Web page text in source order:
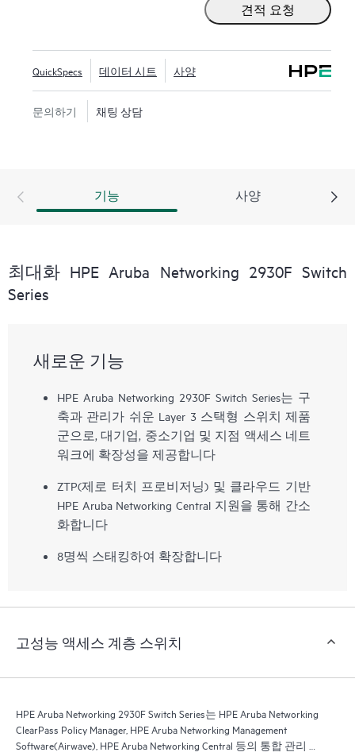
견적 요청
QuickSpecs 데이터 시트 사양
문의하기 채팅 상담
기능 사양
최대화 HPE Aruba Networking 2930F Switch
Series
새로운 기능
HPE Aruba Networking 2930F Switch Series는 구
축과 관리가 쉬운 Layer 3 스택형 스위치 제품
군으로, 대기업, 중소기업 및 지점 액세스 네트
워크에 확장성을 제공합니다
ZTP(제로 터치 프로비저닝) 및 클라우드 기반
HPE Aruba Networking Central 지원을 통해 간소
화합니다
8명씩 스태킹하여 확장합니다
고성능 액세스 계층 스위치
HPE Aruba Networking 2930F Switch Series는 HPE Aruba Networking
ClearPass Policy Manager, HPE Aruba Networking Management
Software(Airwave), HPE Aruba Networking Central 등의 통합 관리 도